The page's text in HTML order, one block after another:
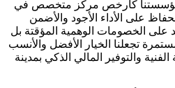
كأرخص مركز متخصص في
على الأداء الأجود والأضمن
على الخصومات الوهمية المؤقتة بل
تجعلنا الخيار الأفضل والأنسب
والتوفير المالي الذكي بمدينة